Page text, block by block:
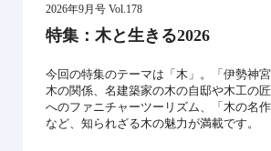
2026年9月号 Vol.178
特集：木と生きる2026
今回の特集のテーマは「木」。「伊勢神
木の関係、名建築家の木の自邸や木工の
へのファニチャーツーリズム、「木の名
など、知られざる木の魅力が満載です。